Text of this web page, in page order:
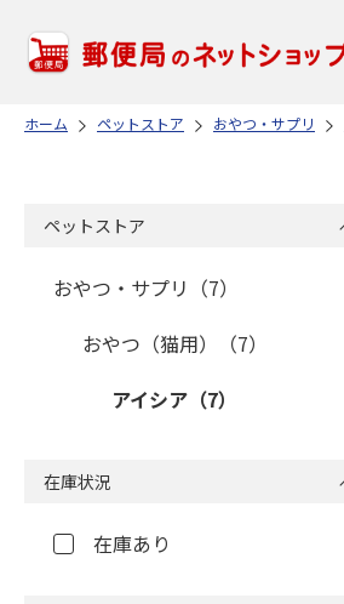
ホーム ペットストア おやつ・サプリ
ペットストア
おやつ・サプリ（7）
おやつ（猫用）（7）
アイシア（7）
在庫状況
在庫あり